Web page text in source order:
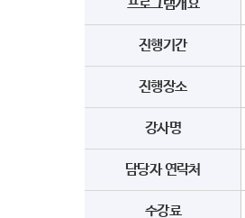
프로그램개요
진행기간
진행장소
강사명
담당자 연락처
수강료